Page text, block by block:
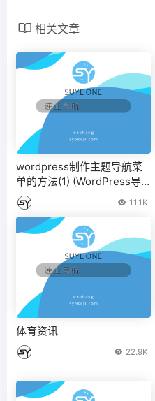
相关文章
wordpress制作主题导航菜
单的方法(1) (WordPress导
航模板)
11.1K
体育资讯
22.9K